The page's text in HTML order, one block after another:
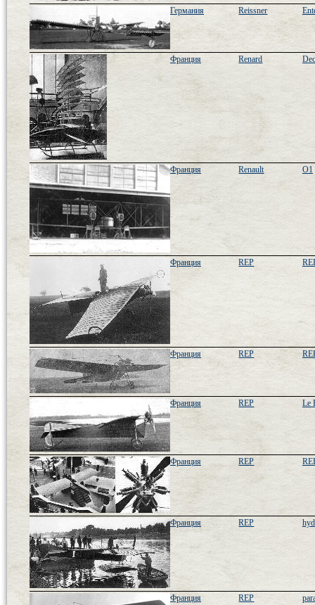
Германия Reissner
Франция Renard
Франция Renault O1
Франция REP
Франция REP
Франция REP Le
Франция REP
Франция REP
Франция REP